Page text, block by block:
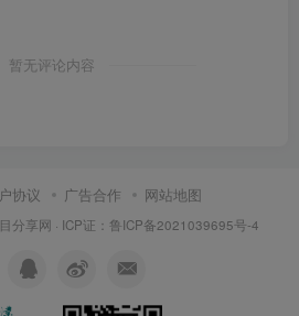
暂无评论内容
协议 广告合作 网站地图
分享网 · ICP证： 鲁ICP备2021039695号-4